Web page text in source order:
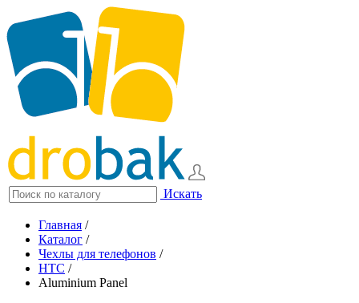
Искать
Главная /
Каталог /
Чехлы для телефонов /
HTC /
Aluminium Panel